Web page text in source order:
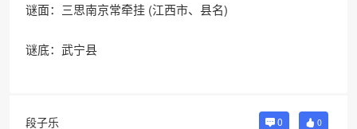
谜面：三思南京常牵挂 (江西市、县名)
谜底：武宁县
段子乐 0 0